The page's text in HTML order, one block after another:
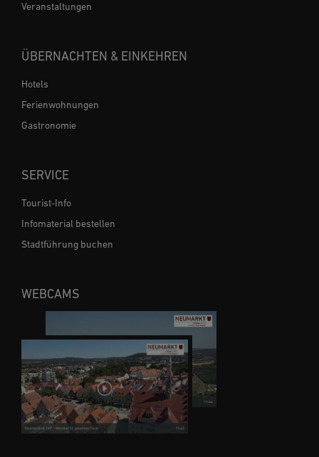
Veranstaltungen
ÜBERNACHTEN & EINKEHREN
Hotels
Ferienwohnungen
Gastronomie
SERVICE
Tourist-Info
Infomaterial bestellen
Stadtführung buchen
WEBCAMS